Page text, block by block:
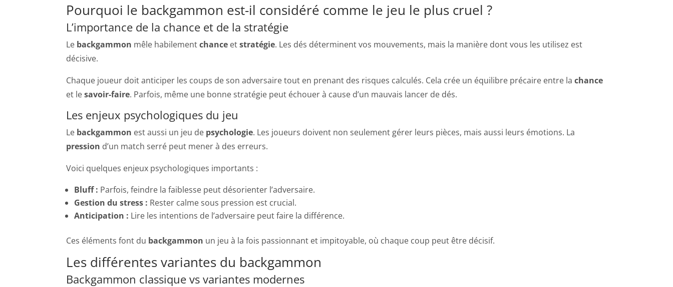
Pourquoi le backgammon est-il considéré comme le jeu le plus cruel ?
L’importance de la chance et de la stratégie
Le backgammon mêle habilementchance etstratégie. Les dés déterminent vos mouvements, mais la manière dont vous les utilisez est
décisive.
Chaque joueur doit anticiper les coups de son adversaire tout en prenant des risques calculés. Cela crée un équilibre précaire entre la chance
et lesavoir-faire. Parfois, même une bonne stratégie peut échouer à cause d’un mauvais lancer de dés.
Les enjeux psychologiques du jeu
Le backgammon est aussi un jeu de psychologie. Les joueurs doivent non seulement gérer leurs pièces, mais aussi leurs émotions. La
pression d’un match serré peut mener à des erreurs.
Voici quelques enjeux psychologiques importants :
Bluff : Parfois, feindre la faiblesse peut désorienter l’adversaire.
Gestion du stress : Rester calme sous pression est crucial.
Anticipation : Lire les intentions de l’adversaire peut faire la différence.
Ces éléments font du backgammon un jeu à la fois passionnant et impitoyable, où chaque coup peut être décisif.
Les différentes variantes du backgammon
Backgammon classique vs variantes modernes